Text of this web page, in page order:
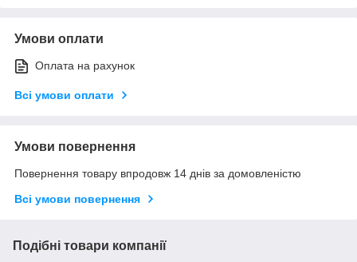
Умови оплати
Оплата на рахунок
Всі умови оплати
Умови повернення
Повернення товару впродовж 14 днів за домовленістю
Всі умови повернення
Подібні товари компанії